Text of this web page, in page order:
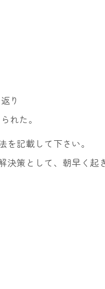
り
れた。
記載して下さい。
決策として、朝早く起